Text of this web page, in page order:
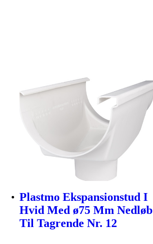
Plastmo Ekspansionstud I
Hvid Med ø75 Mm Nedløb
Til Tagrende Nr. 12